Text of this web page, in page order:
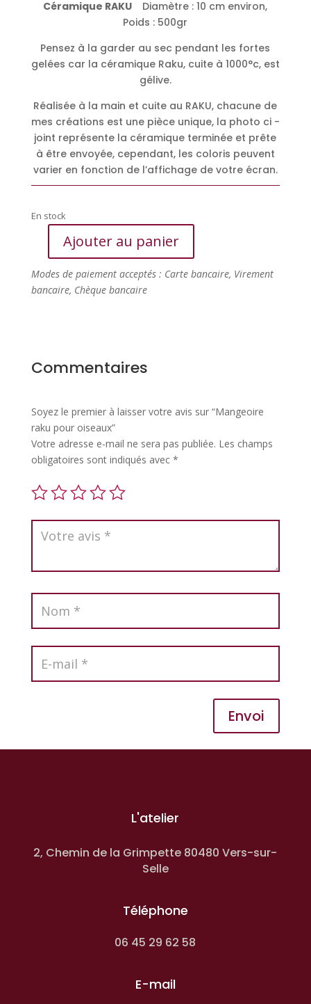
Céramique RAKU Diamètre : 10 cm environ,
Poids : 500gr
Pensez à la garder au sec pendant les fortes
gelées car la céramique Raku, cuite à 1000°c, est
gélive.
Réalisée à la main et cuite au RAKU, chacune de
mes créations est une pièce unique, la photo ci -
joint représente la céramique terminée et prête
à être envoyée, cependant, les coloris peuvent
varier en fonction de l’affichage de votre écran.
En stock
quantité
Mangeoire
raku
Ajouter au panier
Modes de paiement acceptés : Carte bancaire, Virement
bancaire, Chèque bancaire
Commentaires
Soyez le premier à laisser votre avis sur “Mangeoire
raku pour oiseaux”
Votre adresse e-mail ne sera pas publiée. Les champs
obligatoires sont indiqués avec *
Envoi
L'atelier
2, Chemin de la Grimpette 80480 Vers-sur-
Selle
Téléphone
06 45 29 62 58
E-mail